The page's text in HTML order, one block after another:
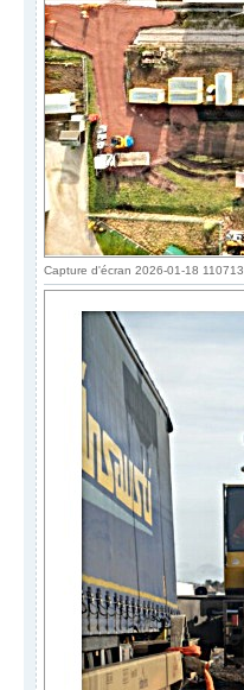
Capture d'écran 2026-01-18